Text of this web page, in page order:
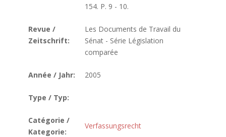
154. P. 9 - 10.
Revue /
Zeitschrift:
Les Documents de Travail du
Sénat - Série Législation
comparée
Année / Jahr: 2005
Type / Typ:
Catégorie /
Kategorie:
Verfassungsrecht